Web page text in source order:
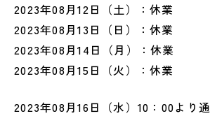
2023年08月12日（土）：休業
2023年08月13日（日）：休業
2023年08月14日（月）：休業
2023年08月15日（火）：休業
2023年08月16日（水）10：00より